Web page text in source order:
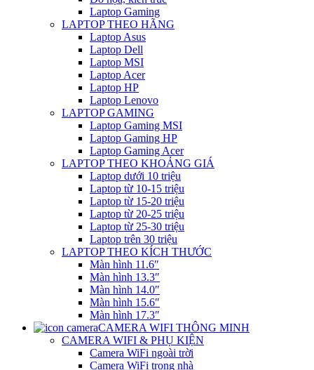
Laptop Gaming
LAPTOP THEO HÃNG
Laptop Asus
Laptop Dell
Laptop MSI
Laptop Acer
Laptop HP
Laptop Lenovo
LAPTOP GAMING
Laptop Gaming MSI
Laptop Gaming HP
Laptop Gaming Acer
LAPTOP THEO KHOẢNG GIÁ
Laptop dưới 10 triệu
Laptop từ 10-15 triệu
Laptop từ 15-20 triệu
Laptop từ 20-25 triệu
Laptop từ 25-30 triệu
Laptop trên 30 triệu
LAPTOP THEO KÍCH THƯỚC
Màn hình 11.6″
Màn hình 13.3″
Màn hình 14.0″
Màn hình 15.6″
Màn hình 17.3″
CAMERA WIFI THÔNG MINH
CAMERA WIFI & PHỤ KIỆN
Camera WiFi ngoài trời
Camera WiFi trong nhà